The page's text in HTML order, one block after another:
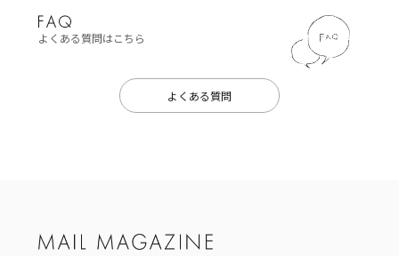
よくある質問はこちら
よくある質問